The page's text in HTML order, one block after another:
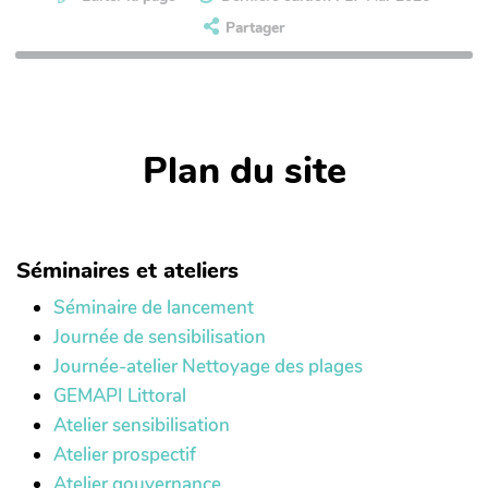
Partager
Plan du site
Séminaires et ateliers
Séminaire de lancement
Journée de sensibilisation
Journée-atelier Nettoyage des plages
GEMAPI Littoral
Atelier sensibilisation
Atelier prospectif